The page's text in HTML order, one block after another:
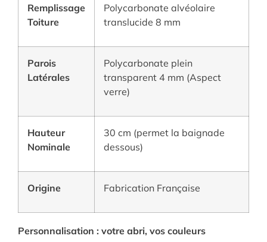
Remplissage
Toiture
Polycarbonate alvéolaire
translucide 8 mm
Parois
Latérales
Polycarbonate plein
transparent 4 mm (Aspect
verre)
Hauteur
Nominale
30 cm (permet la baignade
dessous)
Origine Fabrication Française
Personnalisation : votre abri, vos couleurs